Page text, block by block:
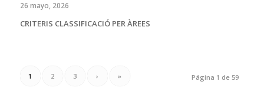
26 mayo, 2026
CRITERIS CLASSIFICACIÓ PER ÀREES
Página 1 de 59
1 2 3 › »